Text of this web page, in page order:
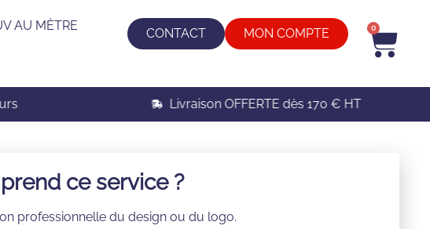
AU MÈTRE
CONTACT MON COMPTE 0
Livraison OFFERTE dès 170 € HT
ce service ?
professionnelle du design ou du logo.